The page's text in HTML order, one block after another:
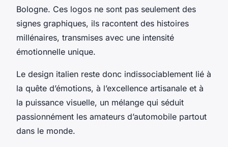
Bologne. Ces logos ne sont pas seulement des
signes graphiques, ils racontent des histoires
millénaires, transmises avec une intensité
émotionnelle unique.
Le design italien reste donc indissociablement lié à
la quête d’émotions, à l’excellence artisanale et à
la puissance visuelle, un mélange qui séduit
passionnément les amateurs d’automobile partout
dans le monde.